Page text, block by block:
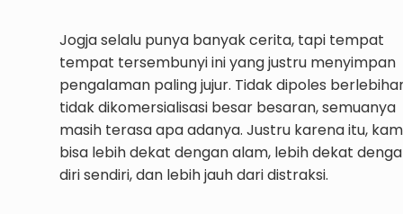
Jogja selalu punya banyak cerita, tapi tempat
tempat tersembunyi ini yang justru menyimpan
pengalaman paling jujur. Tidak dipoles
tidak dikomersialisasi besar besaran, semuanya
masih terasa apa adanya. Justru karena itu,
bisa lebih dekat dengan alam, lebih dekat
diri sendiri, dan lebih jauh dari distraksi.